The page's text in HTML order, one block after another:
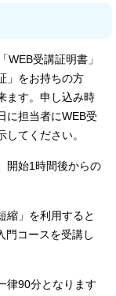
WEB受講証明書」
」をお持ちの方
ます。申し込み時
に担当者にWEB受
てください。
開始1時間後からの
縮」を利用すると
門コースを受講し
律90分となります